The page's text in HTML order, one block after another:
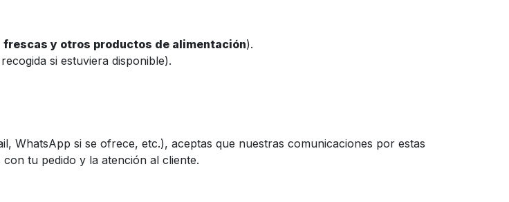
y otros productos de alimentación).
si estuviera disponible).
WhatsApp si se ofrece, etc.), aceptas que nuestras comunicaciones por estas
tu pedido y la atención al cliente.